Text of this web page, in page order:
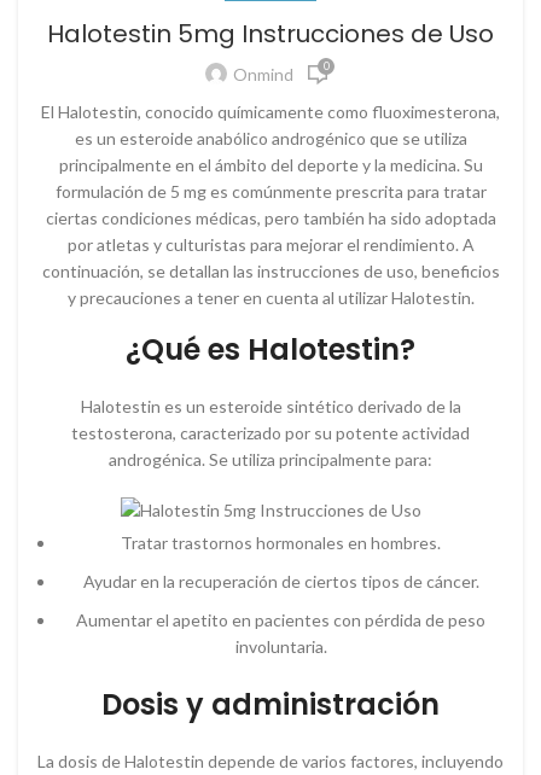
Halotestin 5mg Instrucciones de Uso
Onmind 0
El Halotestin, conocido químicamente como fluoximesterona,
es un esteroide anabólico androgénico que se utiliza
principalmente en el ámbito del deporte y la medicina. Su
formulación de 5 mg es comúnmente prescrita para tratar
ciertas condiciones médicas, pero también ha sido adoptada
por atletas y culturistas para mejorar el rendimiento. A
continuación, se detallan las instrucciones de uso, beneficios
y precauciones a tener en cuenta al utilizar Halotestin.
¿Qué es Halotestin?
Halotestin es un esteroide sintético derivado de la
testosterona, caracterizado por su potente actividad
androgénica. Se utiliza principalmente para:
Tratar trastornos hormonales en hombres.
Ayudar en la recuperación de ciertos tipos de cáncer.
Aumentar el apetito en pacientes con pérdida de peso
involuntaria.
Dosis y administración
La dosis de Halotestin depende de varios factores, incluyendo